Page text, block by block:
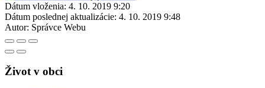
Dátum vloženia: 4. 10. 2019 9:20
Dátum poslednej aktualizácie: 4. 10. 2019 9:48
Autor: Správce Webu
Život v obci